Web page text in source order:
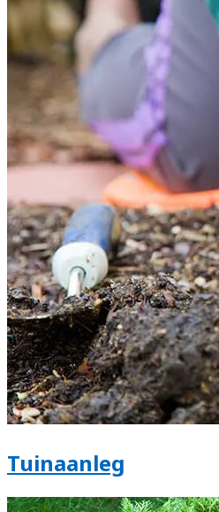
Tuinaanleg